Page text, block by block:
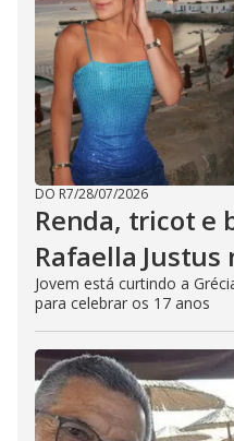
DO R7/28/07/2026
Renda, tricot e
Rafaella
Jovem está curtindo a
para celebrar os 17 anos